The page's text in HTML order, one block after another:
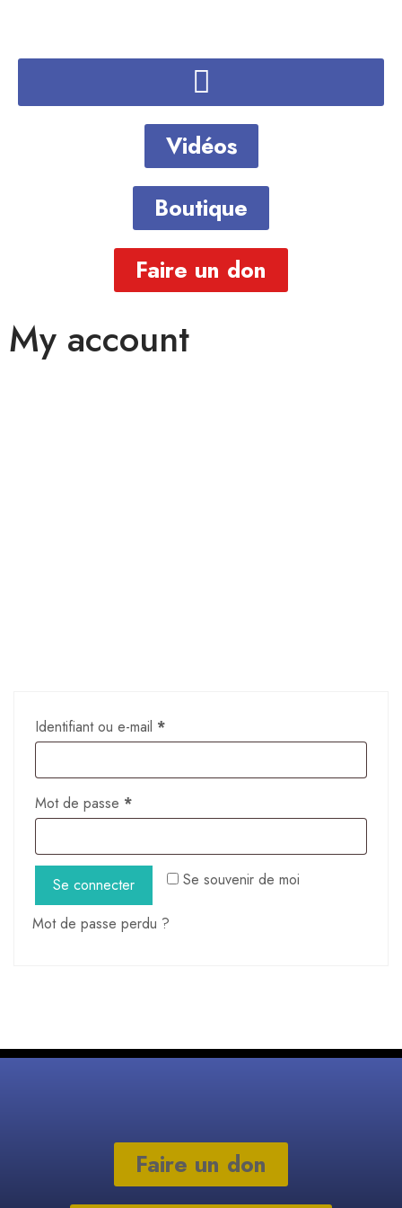
Vidéos
Boutique
Faire un don
My account
Identifiant ou e-mail *
Mot de passe *
Se souvenir de moi
Se connecter
Mot de passe perdu ?
Faire un don